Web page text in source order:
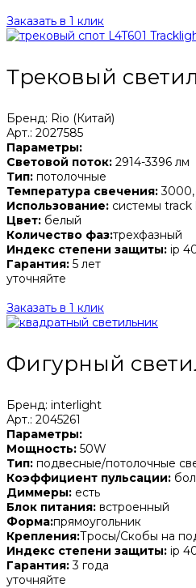
Заказать в 1 клик
Трековый
Бренд: Rio (Китай)
Арт.: 2027585
Параметры:
Световой поток: 2914-3396 лм
Тип: потолочные
Температура свечения:
Использование: системы
Цвет: белый
Количество фаз:трехфазный
Индекс степени защиты: ip
Гарантия: 5 лет
уточняйте
Заказать в 1 клик
Фигурный
Бренд: interlight
Арт.: 2045261
Параметры:
Мощность: 50W
Тип: подвесные/потолочные
Коэффициент пульсации:
Диммеры: есть
Блок питания: встроенный
Форма:прямоугольник
Крепления:Тросы/Скобы на
Индекс степени защиты: ip
Гарантия:3 года
уточняйте